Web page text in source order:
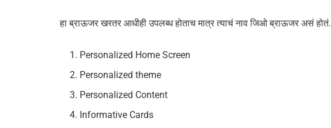
हा ब्राऊजर खरतर आधीही उपलब्ध होताच मात्र त्याचं नाव जिओ ब्राऊजर असं होतं.
Personalized Home Screen
Personalized theme
Personalized Content
Informative Cards